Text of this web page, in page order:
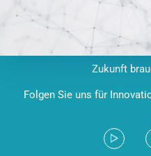
Zukunft
Folgen Sie uns für